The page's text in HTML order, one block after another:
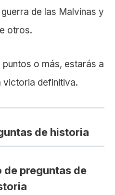
de las Malvinas y
otros.
puntos o más, estarás a
victoria definitiva.
de preguntas de